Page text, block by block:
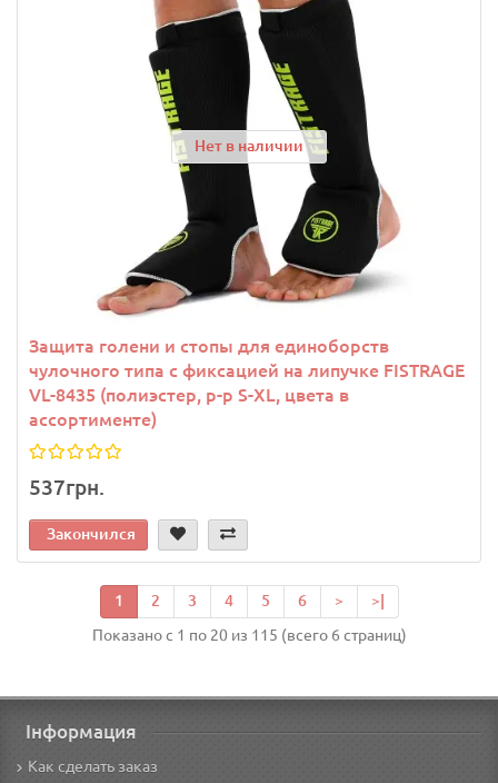
Нет в наличии
Защита голени и стопы для единоборств
чулочного типа с фиксацией на липучке FISTRAGE
VL-8435 (полиэстер, р-р S-XL, цвета в
ассортименте)
537грн.
Закончился
1 2 3 4 5 6 >
>|
Показано с 1 по 20 из 115 (всего 6 страниц)
Інформация
Как сделать заказ